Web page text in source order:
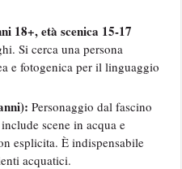
18+, età scenica 15-17
Si cerca una persona
e fotogenica per il linguaggio
Personaggio dal fascino
scene in acqua e
esplicita. È indispensabile
acquatici.